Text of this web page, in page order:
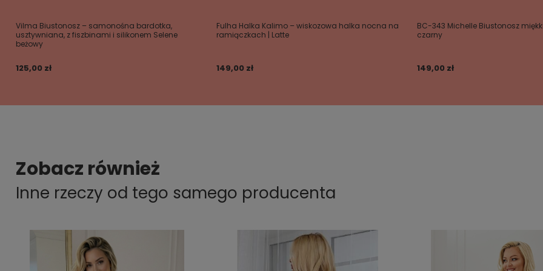
Vilma Biustonosz – samonośna bardotka,
usztywniana, z fiszbinami i silikonem Selene
beżowy
125,00 zł
Fulha Halka Kalimo – wiskozowa halka nocna na
ramiączkach | Latte
149,00 zł
BC-343 Michelle Biustonosz
czarny
149,00 zł
Zobacz również
Inne rzeczy od tego samego producenta